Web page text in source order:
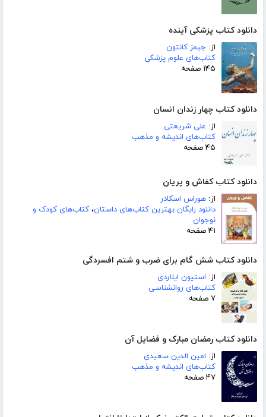
دانلود کتاب پزشکی آینده
از: جیمز کانتون
کتاب‌های علوم پزشکی
۱۴۵ صفحه
دانلود کتاب چهار زندان انسان
از: علی شریعتی
کتاب‌های اندیشه و مذهب
۴۵ صفحه
دانلود کتاب کفاش و پریان
از: هوراس اسکادر
دانلود رایگان بهترین کتاب‌های داستان، کتاب‌های کودک و
نوجوان
۴۱ صفحه
دانلود کتاب شش گام برای ضرب و شتم افسردگی
از: استیون ایلاردی
کتاب‌های روانشناسی
۷ صفحه
دانلود کتاب رمضان مبارک و فضایل آن
از: امین الدین سعیدی
کتاب‌های اندیشه و مذهب
۴۷ صفحه